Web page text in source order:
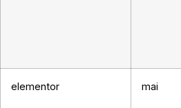
elementor mai